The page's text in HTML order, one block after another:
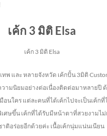
เค้ก 3 มิติ Elsa
เค้ก 3 มิติ Elsa
พ และ หลายจังหวัด เค้กปั้น 3มิติ
ามนิยมอย่างต่อเนื่องติดต่อมาหลายปี
อนใคร แต่ละคนที่ได้เค้กไปจะเป็นเค้ก
ษขึ้น เค้กที่ได้รับมีหน้าตาที่สวยงามไม่
าติอร่อยอีกด้วยค่ะ เนื้อเค้กนุ่มแน่นเนียน